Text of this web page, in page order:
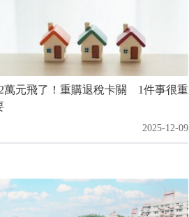
萬元飛了！重購退稅卡關 1件事很重
2025-12-09